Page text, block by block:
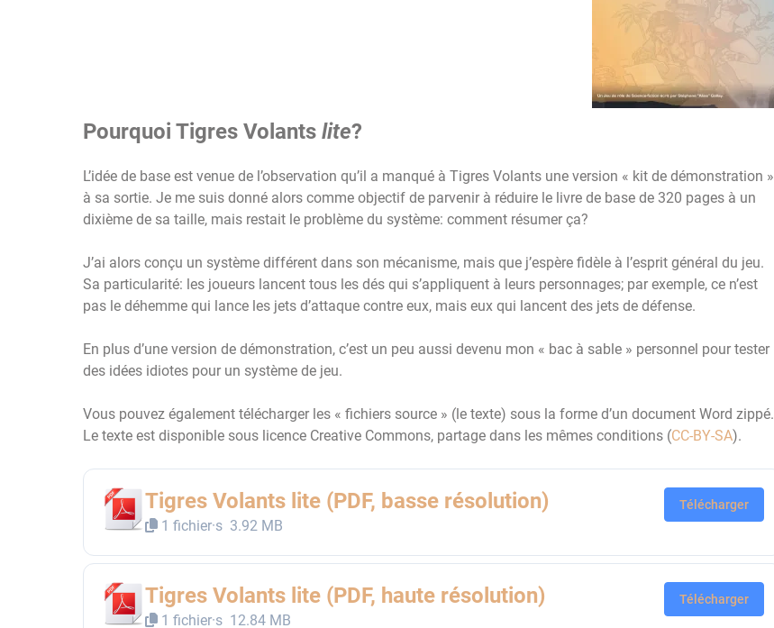
Pourquoi Tigres Volants lite?
L’idée de base est venue de l’observation qu’il a manqué à Tigres Volants une version « kit de démonstration »
à sa sortie. Je me suis donné alors comme objectif de parvenir à réduire le livre de base de 320 pages à un
dixième de sa taille, mais restait le problème du système: comment résumer ça?
J’ai alors conçu un système différent dans son mécanisme, mais que j’espère fidèle à l’esprit général du jeu.
Sa particularité: les joueurs lancent tous les dés qui s’appliquent à leurs personnages; par exemple, ce n’est
pas le déhemme qui lance les jets d’attaque contre eux, mais eux qui lancent des jets de défense.
En plus d’une version de démonstration, c’est un peu aussi devenu mon « bac à sable » personnel pour tester
des idées idiotes pour un système de jeu.
Vous pouvez également télécharger les « fichiers source » (le texte) sous la forme d’un document Word zippé.
Le texte est disponible sous licence Creative Commons, partage dans les mêmes conditions (CC-BY-SA).
Tigres Volants lite (PDF, basse résolution)
1 fichier·s 3.92 MB
Télécharger
Tigres Volants lite (PDF, haute résolution)
1 fichier·s 12.84 MB
Télécharger